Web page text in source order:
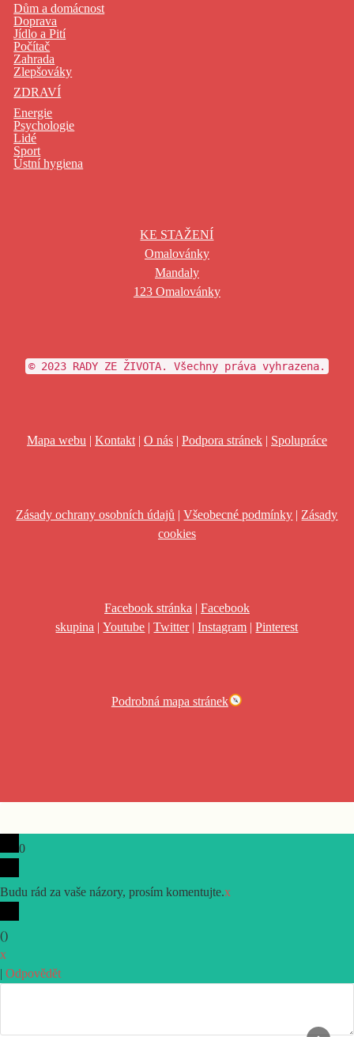
Dům a domácnost
Doprava
Jídlo a Pití
Počítač
Zahrada
Zlepšováky
ZDRAVÍ
Energie
Psychologie
Lidé
Sport
Ústní hygiena
KE STAŽENÍ
Omalovánky
Mandaly
123 Omalovánky
© 2023 RADY ZE ŽIVOTA. Všechny práva vyhrazena.
Mapa webu | Kontakt| O nás| Podpora stránek| Spolupráce
Zásady ochrany osobních údajů |Všeobecné podmínky | Zásady
cookies
Facebook stránka | Facebook
skupina |Youtube |Twitter|Instagram |Pinterest
Podrobná mapa stránek
0
Budu rád za vaše názory, prosím komentujte.x
()
x
| Odpovědět